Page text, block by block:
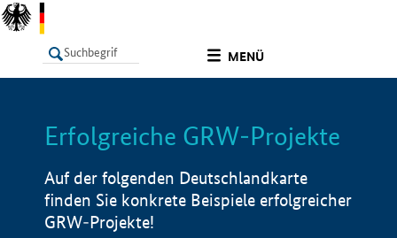
MENÜ
LISTE Info
Erfolgreiche GRW-Projekte
Auf der folgenden Deutschlandkarte
finden Sie konkrete Beispiele erfolgreicher
GRW-Projekte!